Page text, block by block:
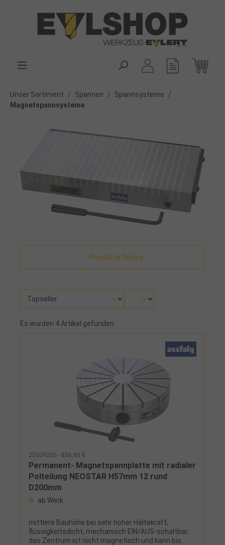
Unser Sortiment / Spannen / Spannsysteme
/
Magnetspannsysteme
Produkte filtern
Es wurden 4 Artikel gefunden
25509200 - 856,80 €
Permanent- Magnetspannplatte mit radialer
Polteilung NEOSTAR H57mm 12 rund
D200mm
ab Werk
mittlere Bauhöhe bei sehr hoher Haltekraft,
flüssigkeitsdicht, mechanisch EIN/AUS-schaltbar,
das Zentrum ist nicht magnetisch und kann bis